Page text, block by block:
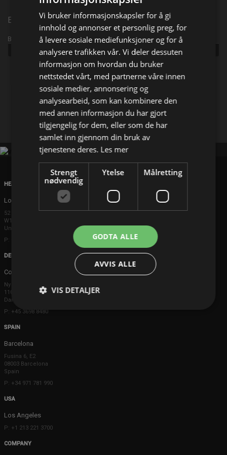
Episode 312
Broadcast info
2026
Facebook X
HEAD OFFICE
London
52 Brook Street
W1K 5DS London
United Kingdom
P: +44 203 608 8181
DENMARK
Copenhagen
Ny Østergade 20
1101 København K
Danmark
P: +45 3698 8480
SPAIN
Barcelona
Fusina 6, E2
08003 Barcelona
Spain
P: +34 971 781 990
USA
Los Angeles
P: +1 213 221 3700
COMPANY
Vi bruker informasjonskapsler for å gi
innhold og annonser et personlig preg, for
å levere sosiale mediefunksjoner og for å
analysere trafikken vår. Vi deler dessuten
informasjon om hvordan du bruker
nettstedet vårt, med partnerne våre innen
sosiale medier, annonsering og
analysearbeid, som kan kombinere den
med annen informasjon du har gjort
tilgjengelig for dem, eller som de har
samlet inn gjennom din bruk av
tjenestene deres. Les mer
Strengt
nødvendig
Ytelse Målretting
GODTA ALLE
AVVIS ALLE
VIS DETALJER